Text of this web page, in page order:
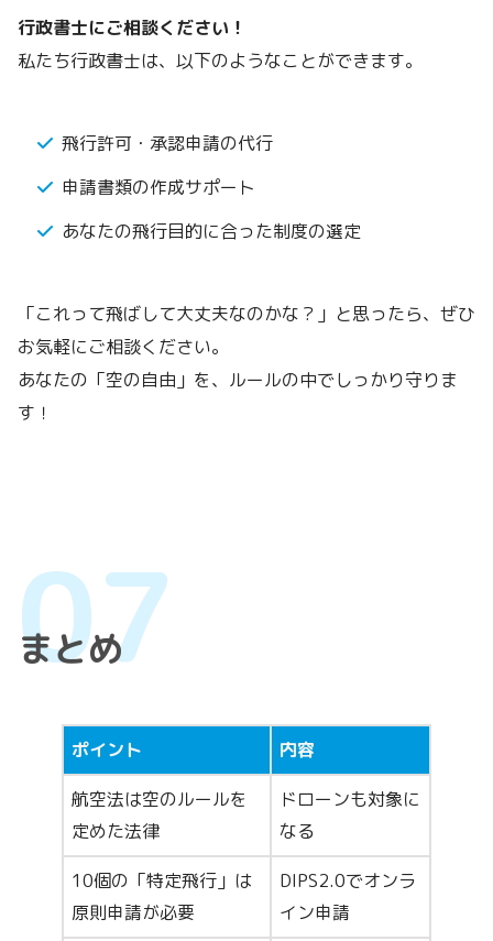
行政書士にご相談ください！
私たち行政書士は、以下のようなことができます。
飛行許可・承認申請の代行
申請書類の作成サポート
あなたの飛行目的に合った制度の選定
「これって飛ばして大丈夫なのかな？」と思ったら、ぜひ
お気軽にご相談ください。
あなたの「空の自由」を、ルールの中でしっかり守りま
す！
まとめ
ポイント 内容
航空法は空のルールを
定めた法律
ドローンも対象に
なる
10個の「特定飛行」は
原則申請が必要
DIPS2.0でオンラ
イン申請